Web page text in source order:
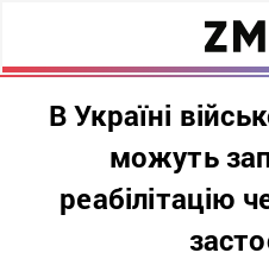
В Україні
можуть
реабілітацію